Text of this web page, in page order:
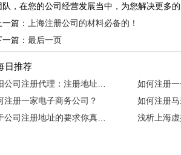
队，在您的公司经营发展当中，为您解决更多
一篇：
上海注册公司的材料必备的！
篇： 最后一页
日推荐
如何注册一
注册一家电子商务公司？
如何注册